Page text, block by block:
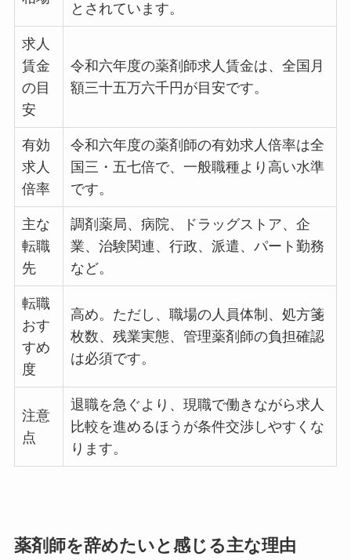
とされています。
求人
賃金
の目
安
令和六年度の薬剤師求人賃金は、全国月
額三十五万六千円が目安です。
有効
求人
倍率
令和六年度の薬剤師の有効求人倍率は全
国三・五七倍で、一般職種より高い水準
です。
主な
転職
先
調剤薬局、病院、ドラッグストア、企
業、治験関連、行政、派遣、パート勤務
など。
転職
おす
すめ
度
高め。ただし、職場の人員体制、処方箋
枚数、残業実態、管理薬剤師の負担確認
は必須です。
注意
点
退職を急ぐより、現職で働きながら求人
比較を進めるほうが条件交渉しやすくな
ります。
薬剤師を辞めたいと感じる主な理由